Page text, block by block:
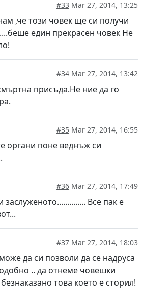
#33 Mar 27, 2014, 13:25
,че този човек ще си получи
един прекрасен човек Не
#34 Mar 27, 2014, 13:42
присъда.Не ние да го
#35 Mar 27, 2014, 16:55
органи поне веднъж си
#36 Mar 27, 2014, 17:49
Все пак е
#37 Mar 27, 2014, 18:03
да си позволи да се надруса
.. да отнеме човешки
това което е сторил!